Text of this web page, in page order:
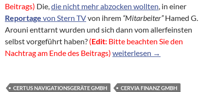
Beitrags) Die,die nicht mehr abzocken wollten, in einer
Reportage von Stern TVvon ihrem “Mitarbeiter”Hamed G.
Arouni enttarnt wurden und sich dann vom allerfeinsten
selbst vorgeführt haben? (Edit: Bitte beachten Sie den
Nachtrag am Ende des Beitrags) Kreditvermittlung der Cervia
weiterlesen →
CERTUS NAVIGATIONSGERÄTE GMBH
CERVIA FINANZ GMBH